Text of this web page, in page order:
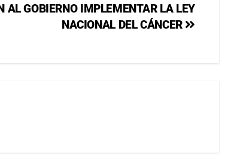
AL GOBIERNO IMPLEMENTAR LA LEY
NACIONAL DEL CÁNCER